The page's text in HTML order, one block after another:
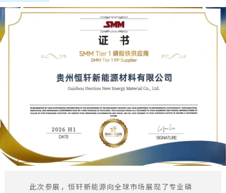
此次参展，恒轩新能源向全球市场展现了专业磷